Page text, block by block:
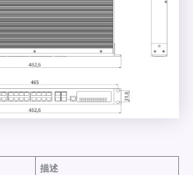
描述